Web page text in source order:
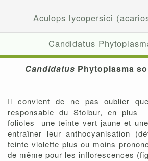
Aculops lycopersici
Candidatus
Candidatus Phytoplasma
Il convient de ne pas oublier
responsable du Stolbur, en
folioles une teinte vert jaune et
entraîner leur anthocyanisation
teinte violette plus ou moins
de même pour les inflorescences